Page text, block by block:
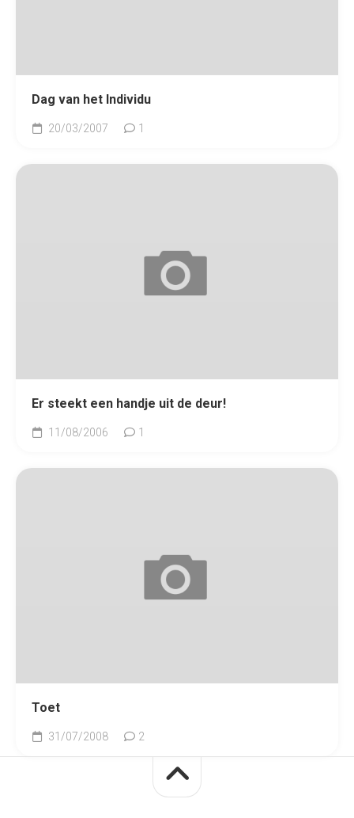
Dag van het Individu
20/03/2007 1
Er steekt een handje uit de deur!
11/08/2006 1
Toet
31/07/2008 2